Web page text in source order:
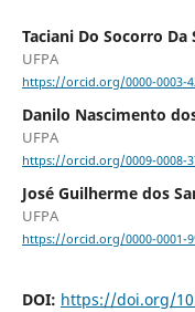
Taciani Do Socorro Da
UFPA
https://orcid.org/0000-0003-
Danilo Nascimento
UFPA
https://orcid.org/0009-0008-
José Guilherme dos
UFPA
https://orcid.org/0000-0001-
DOI: https://doi.org/